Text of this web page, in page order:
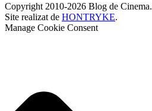
Copyright 2010-2026 Blog de Cinema.
Site realizat de HONTRYKE.
Manage Cookie Consent